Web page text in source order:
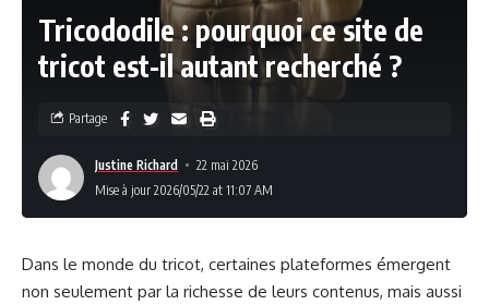
Tricododile : pourquoi ce site de
tricot est-il autant recherché ?
Justine Richard
22 mai 2026
Mise à jour 2026/05/22 at 11:07 AM
Partage
Dans le monde du tricot, certaines plateformes émergent
non seulement par la richesse de leurs contenus, mais aussi